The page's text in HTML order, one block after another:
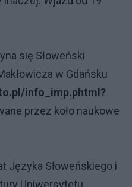
się Słoweński
w Gdańsku
info_imp.phtml?
przez koło naukowe
Języka Słoweńskiego i
Uniwersytetu